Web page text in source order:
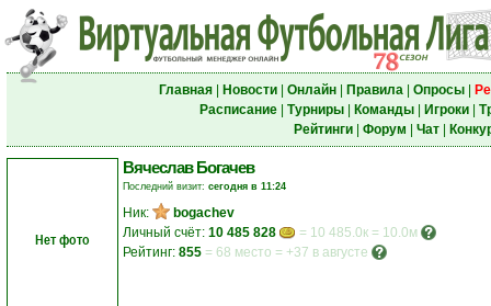
Главная| Новости| Онлайн| Правила| Опросы|
Расписание| Турниры| Команды| Игроки|
Рейтинги| Форум Чат|
Нет фото
Вячеслав Богачев
Последний визит: сегодня в 11:24
Ник:
bogachev
Личный счёт: 10 485 828
= 10 485.0к = 10.0м
Рейтинг: 855 = 68 место = +37 в августе